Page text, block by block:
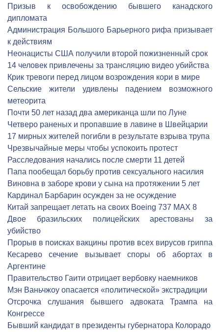
Призыв к освобождению бывшего канадского
дипломата
Администрация Большого Барьерного рифа призывает
к действиям
Неонацисты США получили второй пожизненный срок
14 человек привлечены за трансляцию видео убийства
Крик тревоги перед лицом возрождения кори в мире
Сельские жители удивлены падением возможного
метеорита
Почти 50 лет назад два американца шли по Луне
Четверо раненых и пропавшие в лавине в Швейцарии
17 мирных жителей погибли в результате взрыва трупа
Чрезвычайные меры чтобы успокоить протест
Расследования начались после смерти 11 детей
Папа пообещал борьбу против сексуального насилия
Виновна в заборе крови у сына на протяжении 5 лет
Кардинал Барбарин осужден за не осуждение
Китай запрещает летать на своих Boeing 737 MAX 8
Двое бразильских полицейских арестованы за
убийство
Прорыв в поисках вакцины против всех вирусов гриппа
Кесарево сечение вызывает споры об абортах в
Аргентине
Правительство Гаити отрицает вербовку наемников
Мэн Ваньчжоу опасается «политической» экстрадиции
Отсрочка слушания бывшего адвоката Трампа на
Конгрессе
Бывший кандидат в президенты губернатора Колорадо